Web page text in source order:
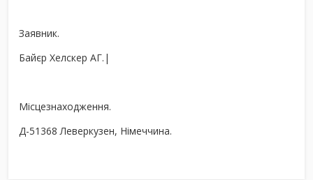
Заявник.
Байєр Хелскер АГ.|
Місцезнаходження.
Д-51368 Леверкузен, Німеччина.